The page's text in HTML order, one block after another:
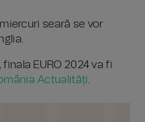
seară se vor
EURO 2024 va fi
Actualități.